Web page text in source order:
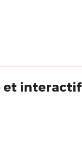
et interactif